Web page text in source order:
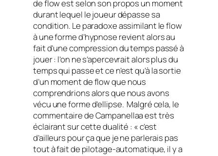
deflowest selon son propos un moment
durant lequel le joueur dépasse sa
condition. Le paradoxe assimilant leflow
à une forme d’hypnose revient alors au
fait d’une compression du temps passé à
jouer : l’on ne s’apercevrait alors plus du
temps qui passe et ce n’est qu’à la sortie
d’un moment deflowque nous
comprendrions alors que nous avons
vécu une forme d’ellipse. Malgré cela, le
commentaire de Campanellaa est très
éclairant sur cette dualité : « c’est
d’ailleurs pour ça que je ne parlerais pas
tout à fait de pilotage-automatique, il y a